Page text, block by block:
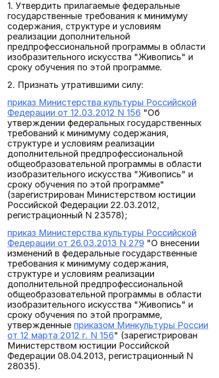
1. Утвердить прилагаемые федеральные
государственные требования к минимуму
содержания, структуре и условиям
реализации дополнительной
предпрофессиональной программы в области
изобразительного искусства "Живопись" и
сроку обучения по этой программе.
2. Признать утратившими силу:
приказ Министерства культуры Российской
Федерации от 12.03.2012 N 156 "Об
утверждении федеральных государственных
требований к минимуму содержания,
структуре и условиям реализации
дополнительной предпрофессиональной
общеобразовательной программы в области
изобразительного искусства "Живопись" и
сроку обучения по этой программе"
(зарегистрирован Министерством юстиции
Российской Федерации 22.03.2012,
регистрационный N 23578);
приказ Министерства культуры Российской
Федерации от 26.03.2013 N 279 "О внесении
изменений в федеральные государственные
требования к минимуму содержания,
структуре и условиям реализации
дополнительной предпрофессиональной
общеобразовательной программы в области
изобразительного искусства "Живопись" и
сроку обучения по этой программе,
утвержденные приказом Минкультуры России
от 12 марта 2012 г. N 156" (зарегистрирован
Министерством юстиции Российской
Федерации 08.04.2013, регистрационный N
28035).